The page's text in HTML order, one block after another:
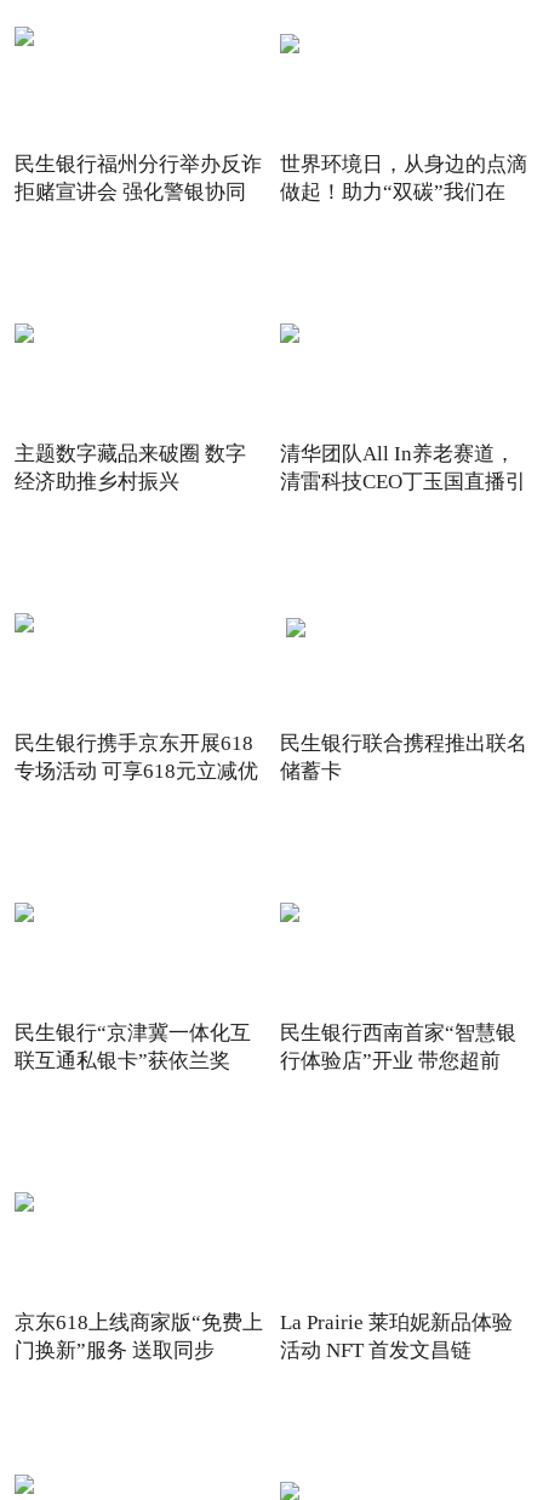
民生银行福州分行举办反诈
拒赌宣讲会 强化警银协同
世界环境日，从身边的点滴
做起！助力“双碳”我们在
主题数字藏品来破圈 数字
经济助推乡村振兴
清华团队All In养老赛道，
清雷科技CEO丁玉国直播引
民生银行携手京东开展618
专场活动 可享618元立减优
民生银行联合携程推出联名
储蓄卡
民生银行“京津冀一体化互
联互通私银卡”获依兰奖
民生银行西南首家“智慧银
行体验店”开业 带您超前
京东618上线商家版“免费上
门换新”服务 送取同步
La Prairie 莱珀妮新品体验
活动 NFT 首发文昌链